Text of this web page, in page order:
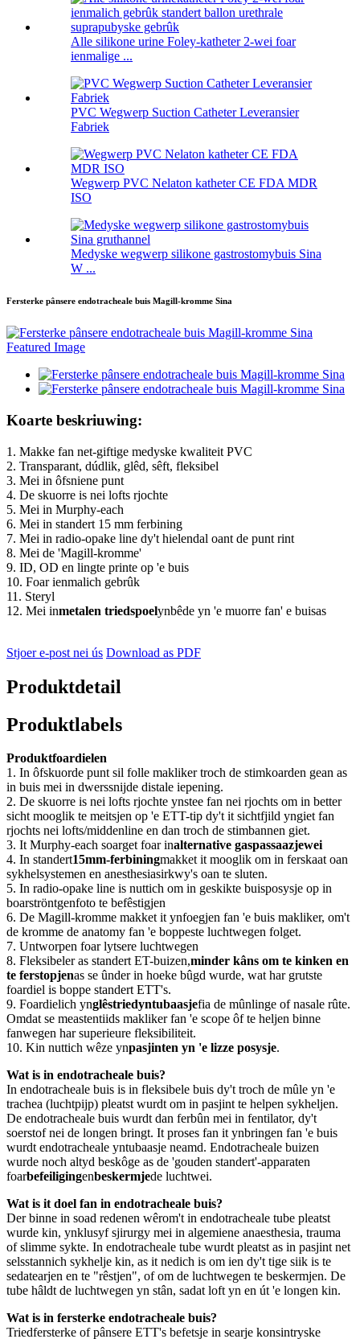
Alle silikone urine Foley-katheter 2-wei foar
ienmalige ...
PVC Wegwerp Suction Catheter Leveransier
Fabriek
Wegwerp PVC Nelaton katheter CE FDA MDR
ISO
Medyske wegwerp silikone gastrostomybuis Sina
W ...
Fersterke pânsere endotracheale buis Magill-kromme Sina
Koarte beskriuwing:
1. Makke fan net-giftige medyske kwaliteit PVC
2. Transparant, dúdlik, glêd, sêft, fleksibel
3. Mei in ôfsniene punt
4. De skuorre is nei lofts rjochte
5. Mei in Murphy-each
6. Mei in standert 15 mm ferbining
7. Mei in radio-opake line dy't hielendal oant de punt rint
8. Mei de 'Magill-kromme'
9. ID, OD en lingte printe op 'e buis
10. Foar ienmalich gebrûk
11. Steryl
12. Mei inmetalen triedspoelynbêde yn 'e muorre fan' e buisas
Stjoer e-post nei ús Download as PDF
Produktdetail
Produktlabels
Produktfoardielen
1. In ôfskuorde punt sil folle makliker troch de stimkoarden gean as
in buis mei in dwerssnijde distale iepening.
2. De skuorre is nei lofts rjochte ynstee fan nei rjochts om in better
sicht mooglik te meitsjen op 'e ETT-tip dy't it sichtfjild yngiet fan
rjochts nei lofts/middenline en dan troch de stimbannen giet.
3. It Murphy-each soarget foar inalternative gaspassaazjewei
4. In standert15mm-ferbiningmakket it mooglik om in ferskaat oan
sykhelsystemen en anesthesiasirkwy's oan te sluten.
5. In radio-opake line is nuttich om in geskikte buisposysje op in
boarströntgenfoto te befêstigjen
6. De Magill-kromme makket it ynfoegjen fan 'e buis makliker, om't
de kromme de anatomy fan 'e boppeste luchtwegen folget.
7. Untworpen foar lytsere luchtwegen
8. Fleksibeler as standert ET-buizen,minder kâns om te kinken en
te ferstopjenas se ûnder in hoeke bûgd wurde, wat har grutste
foardiel is boppe standert ETT's.
9. Foardielich ynglêstriedyntubaasjefia de mûnlinge of nasale rûte.
Omdat se meastentiids makliker fan 'e scope ôf te heljen binne
fanwegen har superieure fleksibiliteit.
10. Kin nuttich wêze ynpasjinten yn 'e lizze posysje.
Wat is in endotracheale buis?
In endotracheale buis is in fleksibele buis dy't troch de mûle yn 'e
trachea (luchtpijp) pleatst wurdt om in pasjint te helpen sykheljen.
De endotracheale buis wurdt dan ferbûn mei in fentilator, dy't
soerstof nei de longen bringt. It proses fan it ynbringen fan 'e buis
wurdt endotracheale yntubaasje neamd. Endotracheale buizen
wurde noch altyd beskôge as de 'gouden standert'-apparaten
foarbefeiligingenbeskermjede luchtwei.
Wat is it doel fan in endotracheale buis?
Der binne in soad redenen wêrom't in endotracheale tube pleatst
wurde kin, ynklusyf sjirurgy mei in algemiene anaesthesia, trauma
of slimme sykte. In endotracheale tube wurdt pleatst as in pasjint net
selsstannich sykhelje kin, as it nedich is om ien dy't tige siik is te
sedatearjen en te "rêstjen", of om de luchtwegen te beskermjen. De
tube hâldt de luchtwegen yn stân, sadat loft yn en út 'e longen kin.
Wat is in fersterke endotracheale buis?
Triedfersterke of pânsere ETT's befetsje in searje konsintryske